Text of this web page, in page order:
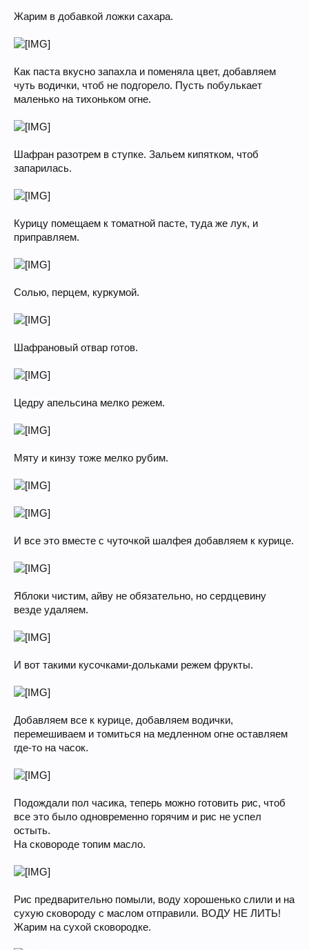
Жарим в добавкой ложки сахара.
Как паста вкусно запахла и поменяла цвет, добавляем
чуть водички, чтоб не подгорело. Пусть побулькает
маленько на тихоньком огне.
Шафран разотрем в ступке. Зальем кипятком, чтоб
запарилась.
Курицу помещаем к томатной пасте, туда же лук, и
приправляем.
Солью, перцем, куркумой.
Шафрановый отвар готов.
Цедру апельсина мелко режем.
Мяту и кинзу тоже мелко рубим.
И все это вместе с чуточкой шалфея добавляем к курице.
Яблоки чистим, айву не обязательно, но сердцевину
везде удаляем.
И вот такими кусочками-дольками режем фрукты.
Добавляем все к курице, добавляем водички,
перемешиваем и томиться на медленном огне оставляем
где-то на часок.
Подождали пол часика, теперь можно готовить рис, чтоб
все это было одновременно горячим и рис не успел
остыть.
На сковороде топим масло.
Рис предварительно помыли, воду хорошенько слили и на
сухую сковороду с маслом отправили. ВОДУ НЕ ЛИТЬ!
Жарим на сухой сковородке.